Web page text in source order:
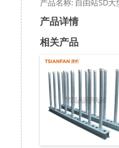
产品名称: 自由站SD大
产品详情
相关产品